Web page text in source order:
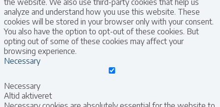
analyze and understand how you use this website. These
cookies will be stored in your browser only with your consent.
You also have the option to opt-out of these cookies. But
opting out of some of these cookies may affect your
browsing experience.
Necessary
Necessary
Altid aktiveret